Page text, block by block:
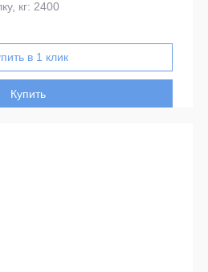
Купить